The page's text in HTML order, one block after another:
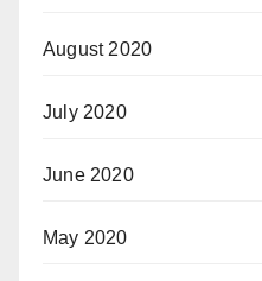
August 2020
July 2020
June 2020
May 2020